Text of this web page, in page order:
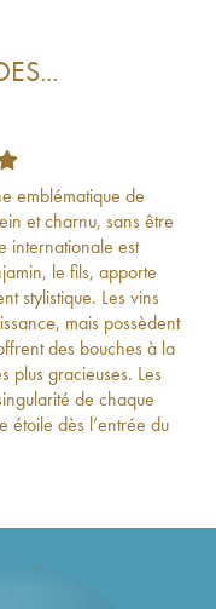
Le Serre
38 €
39€
Derrière
38€
Le 63€
Les 52€
Le
emblématique de
et charnu, sans être
internationale est
le fils, apporte
stylistique. Les vins
mais possèdent
des bouches à la
plus gracieuses. Les
de chaque
étoile dès l’entrée du